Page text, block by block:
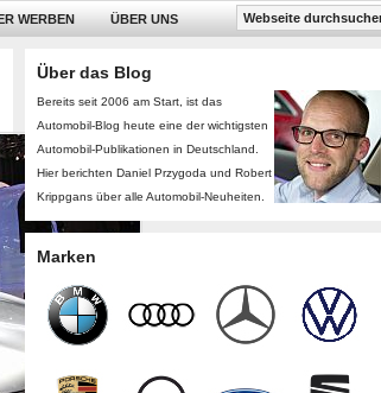
WERBEN ÜBER UNS
Über das Blog
Bereits seit 2006 am Start, ist das
Automobil-Blog heute eine der wichtigsten
Automobil-Publikationen in Deutschland.
Hier berichten Daniel Przygoda und Robert
Krippgans über alle Automobil-Neuheiten.
Marken